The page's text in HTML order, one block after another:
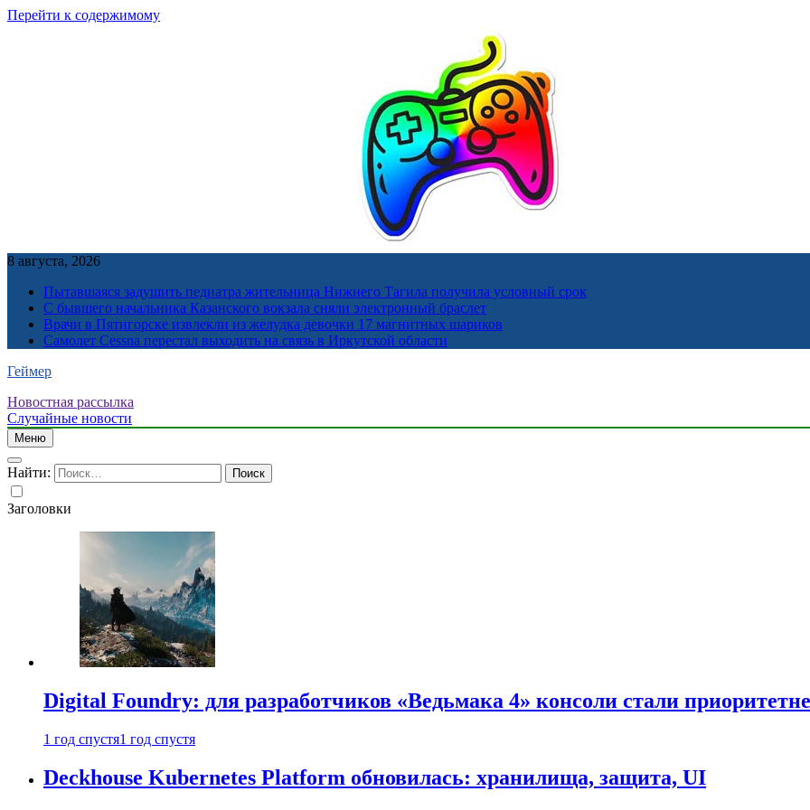
Перейти к содержимому
8 августа, 2026
Пытавшаяся задушить педиатра жительница Нижнего Тагила получила условный срок
С бывшего начальника Казанского вокзала сняли электронный браслет
Врачи в Пятигорске извлекли из желудка девочки 17 магнитных шариков
Самолет Cessna перестал выходить на связь в Иркутской области
Геймер
Новостная рассылка
Случайные новости
Меню
Найти:
Заголовки
Digital Foundry: для разработчиков «Ведьмака 4» консоли стали
1 год спустя1 год спустя
Deckhouse Kubernetes Platform обновилась: хранилища, защита, UI